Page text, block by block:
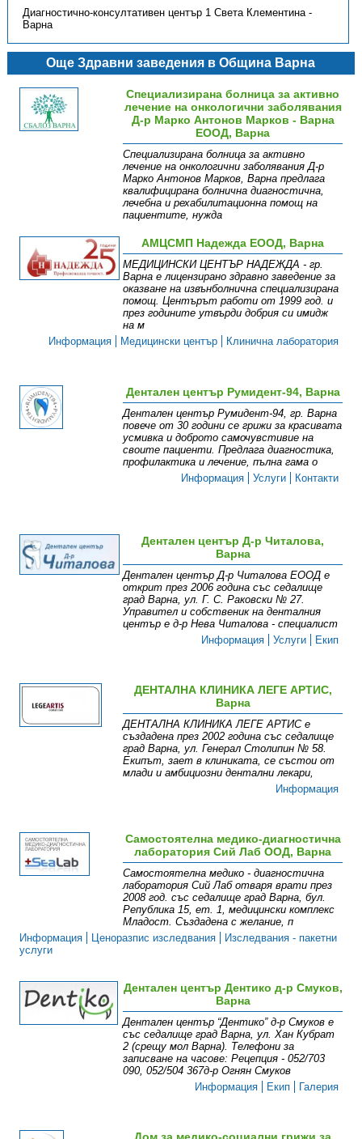
Диагностично-консултативен център 1 Света Клементина -
Варна
Още Здравни заведения в Община Варна
Специализирана болница за активно
лечение на онкологични заболявания
Д-р Марко Антонов Марков - Варна
ЕООД, Варна
Специализирана болница за активно
лечение на онкологични заболявания Д-р
Марко Антонов Марков, Варна предлага
квалифицирана болнична диагностична,
лечебна и рехабилитационна помощ на
пациентите, нужда
АМЦСМП Надежда ЕООД, Варна
МEДИЦИНСКИ ЦЕНТЪР НАДЕЖДА - гр.
Варна е лицензирано здравно заведение за
оказване на извънболнична специализирана
помощ. Центърът работи от 1999 год. и
през годините утвърди добрия си имидж
на м
Информация
Медицински център Клинична лаборатория
Дентален център Румидент-94, Варна
Дентален център Румидент-94, гр. Варна
повече от 30 години се грижи за красивата
усмивка и доброто самочувстивие на
своите пациенти. Предлага диагностика,
профилактика и лечение, пълна гама о
Информация
Услуги Контакти
Дентален център Д-р Читалова,
Варна
Дентален център Д-р Читалова ЕООД е
открит през 2006 година със седалище
град Варна, ул. Г. С. Раковски № 27.
Управител и собственик на денталния
център е д-р Нева Читалова - специалист
Информация
Услуги Екип
ДЕНТАЛНА КЛИНИКА ЛЕГЕ АРТИС,
Варна
ДЕНТАЛНА КЛИНИКА ЛЕГЕ АРТИС е
създадена през 2002 година със седалище
град Варна, ул. Генерал Столипин № 58.
Екипът, зает в клиниката, се състои от
млади и амбициозни дентални лекари,
Информация
Самостоятелна медико-диагностична
лаборатория Сий Лаб ООД, Варна
Самостоятелна медико - диагностична
лаборатория Сий Лаб отваря врати през
2008 год. със седалище град Варна, бул.
Република 15, ет. 1, медицински комплекс
Младост. Създадена с желание, п
Информация
Ценоразпис изследвания
Изследвания - пакетни
услуги
Дентален център Дентико д-р Смуков,
Варна
Дентален център “Дентико” д-р Смуков е
със седалище град Варна, ул. Хан Кубрат
2 (срещу мол Варна). Телефони за
записване на часове: Рецепция - 052/703
090, 052/504 367д-р Огнян Смуков
Информация
Екип Галерия